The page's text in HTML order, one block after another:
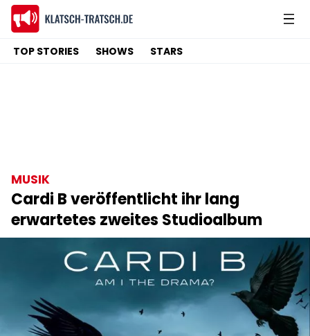
TOP STORIES SHOWS STARS
MUSIK
Cardi B veröffentlicht ihr lang
erwartetes zweites Studioalbum